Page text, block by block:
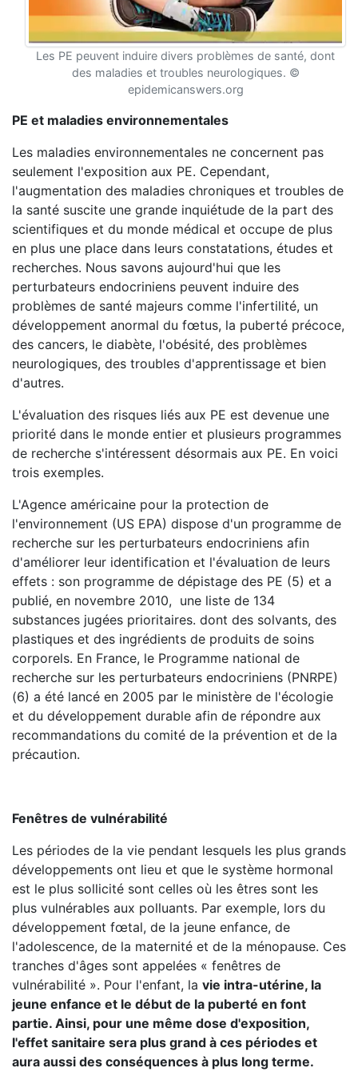
Les PE peuvent induire divers problèmes de santé, dont
des maladies et troubles neurologiques. ©
epidemicanswers.org
PE et maladies environnementales
Les maladies environnementales ne concernent pas
seulement l'exposition aux PE. Cependant,
l'augmentation des maladies chroniques et troubles de
la santé suscite une grande inquiétude de la part des
scientifiques et du monde médical et occupe de plus
en plus une place dans leurs constatations, études et
recherches. Nous savons aujourd'hui que les
perturbateurs endocriniens peuvent induire des
problèmes de santé majeurs comme l'infertilité, un
développement anormal du fœtus, la puberté précoce,
des cancers, le diabète, l'obésité, des problèmes
neurologiques, des troubles d'apprentissage et bien
d'autres.
L'évaluation des risques liés aux PE est devenue une
priorité dans le monde entier et plusieurs programmes
de recherche s'intéressent désormais aux PE. En voici
trois exemples.
L'Agence américaine pour la protection de
l'environnement (US EPA) dispose d'un programme de
recherche sur les perturbateurs endocriniens afin
d'améliorer leur identification et l'évaluation de leurs
effets : son programme de dépistage des PE (5) et a
publié, en novembre 2010, une liste de 134
substances jugées prioritaires. dont des solvants, des
plastiques et des ingrédients de produits de soins
corporels. En France, le Programme national de
recherche sur les perturbateurs endocriniens (PNRPE)
(6) a été lancé en 2005 par le ministère de l'écologie
et du développement durable afin de répondre aux
recommandations du comité de la prévention et de la
précaution.
Fenêtres de vulnérabilité
Les périodes de la vie pendant lesquels les plus grands
développements ont lieu et que le système hormonal
est le plus sollicité sont celles où les êtres sont les
plus vulnérables aux polluants. Par exemple, lors du
développement fœtal, de la jeune enfance, de
l'adolescence, de la maternité et de la ménopause. Ces
tranches d'âges sont appelées « fenêtres de
vulnérabilité ». Pour l'enfant, la vie intra-utérine, la
jeune enfance et le début de la puberté en font
partie. Ainsi, pour une même dose d'exposition,
l'effet sanitaire sera plus grand à ces périodes et
aura aussi des conséquences à plus long terme.